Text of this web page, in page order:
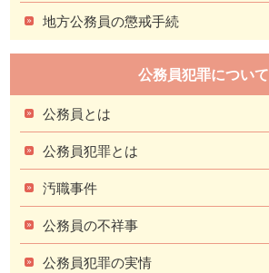
地方公務員の懲戒手続
公務員犯罪について
公務員とは
公務員犯罪とは
汚職事件
公務員の不祥事
公務員犯罪の実情